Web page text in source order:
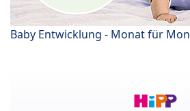
Baby Entwicklung - Monat für